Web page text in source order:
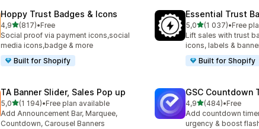
Hoppy Trust Badges & Icons
4,9/ 5 tähteä
(817)
817 arvostelua yhteensä
•Free
Social proof via payment icons,social
media icons,badge & more
Built for Shopify
Essential Trust
5,0/ 5 tähteä
(1 037)
1037 arvostelua
•Free
Lift sales with trust
icons, labels &
Built for Shopify
TA Banner Slider, Sales Pop up
5,0/ 5 tähteä
(1 194)
1194 arvostelua yhteensä
•Free plan available
Add Announcement Bar, Marquee,
Countdown, Carousel Banners
GSC Countdown
4,9/ 5 tähteä
(484)
484 arvostelua
•Free
Add countdown
urgency & boost